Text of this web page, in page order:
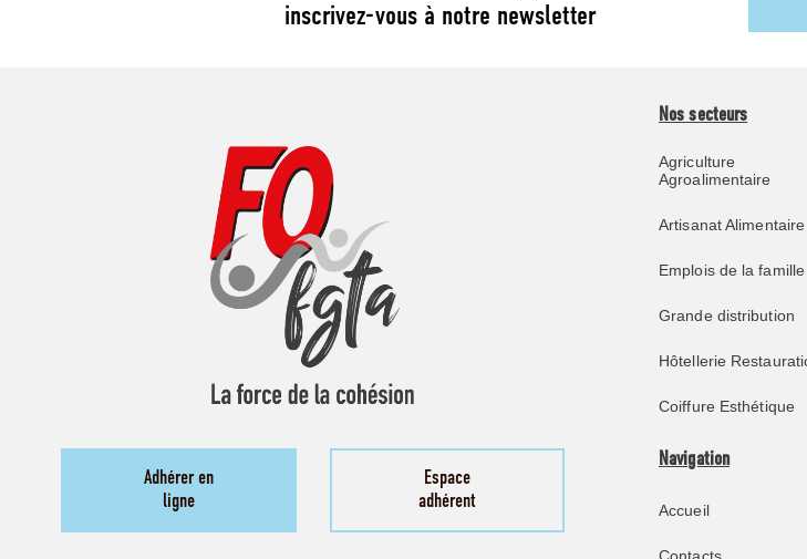
inscrivez-vous à notre newsletter
Adhérer en
ligne
Espace
adhérent
Nos secteurs
Agriculture
Agroalimentaire
Artisanat Alimentaire
Emplois de la famille
Grande distribution
Hôtellerie
Coiffure Esthétique
Navigation
Accueil
Contacts